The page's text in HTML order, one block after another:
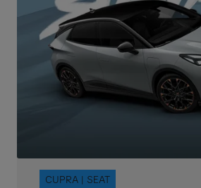
CUPRA | SEAT